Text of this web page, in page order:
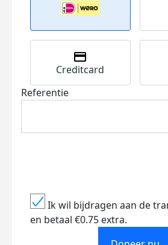
Creditcard
Referentie
Ik wil bijdragen aan de
en betaal €0.75 extra.